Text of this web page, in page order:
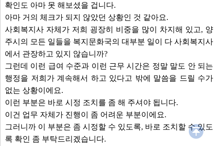
확인도 아마 못 해보셨을 겁니다.
아마 거의 체크가 되지 않았던 상황인 것 같아요.
사회복지사 자체가 저희 굉장히 비중을 많이 차지해 있고, 양
주시의 모든 일들을 복지문화국의 대부분 일이 다 사회복지사
에서 관장하고 있지 않습니까?
그런데 이런 급여 수준과 이런 근무 시간은 정말 말도 안 되는
행정을 저희가 계속해서 하고 있다고 밖에 말씀을 드릴 수가
없는 상황이에요.
이런 부분은 바로 시정 조치를 좀 해 주셔야 됩니다.
이건 업무 자체가 진행이 좀 어려운 부분이에요.
그러니까 이 부분은 좀 시정할 수 있도록, 바로 조치할 수 있도
록 확인 좀 부탁드리겠습니다.